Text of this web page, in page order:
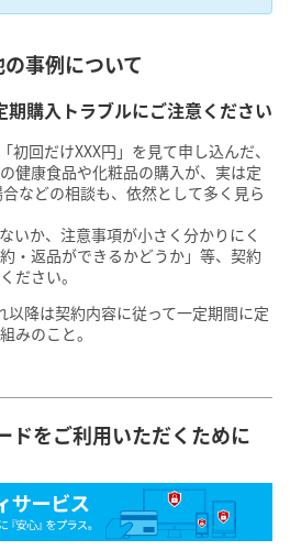
事例について
購入トラブルにご注意ください
初回だけXXX円」を見て申し込んだ、
健康食品や化粧品の購入が、実は定
などの相談も、依然として多く見ら
いか、注意事項が小さく分かりにく
・返品ができるかどうか」等、契約
ださい。
降は契約内容に従って一定期間に定
みのこと。
ドをご利用いただくために